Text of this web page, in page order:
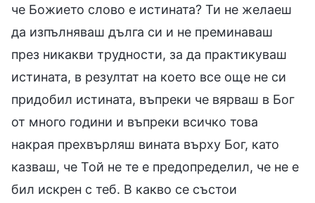
че Божието слово е истината? Ти не желаеш
да изпълняваш дълга си и не преминаваш
през никакви трудности, за да практикуваш
истината, в резултат на което все още не си
придобил истината, въпреки че вярваш в Бог
от много години и въпреки всичко това
накрая прехвърляш вината върху Бог, като
казваш, че Той не те е предопределил, че не е
бил искрен с теб. В какво се състои